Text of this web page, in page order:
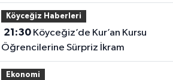
Köyceğiz Haberleri
21:30Köyceğiz’de Kur’an Kursu
Öğrencilerine Sürpriz İkram
Ekonomi